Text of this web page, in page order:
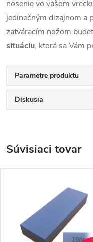
nosenie vo vašom
jedinečným dizajnom a
zatváracím nožom
situáciu, ktorá sa Vám
Parametre produktu
Diskusia
Súvisiaci tovar